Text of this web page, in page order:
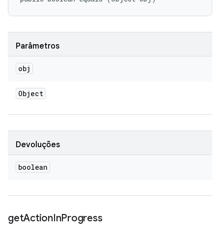
Parâmetros
obj
Object
Devoluções
boolean
getActionInProgress